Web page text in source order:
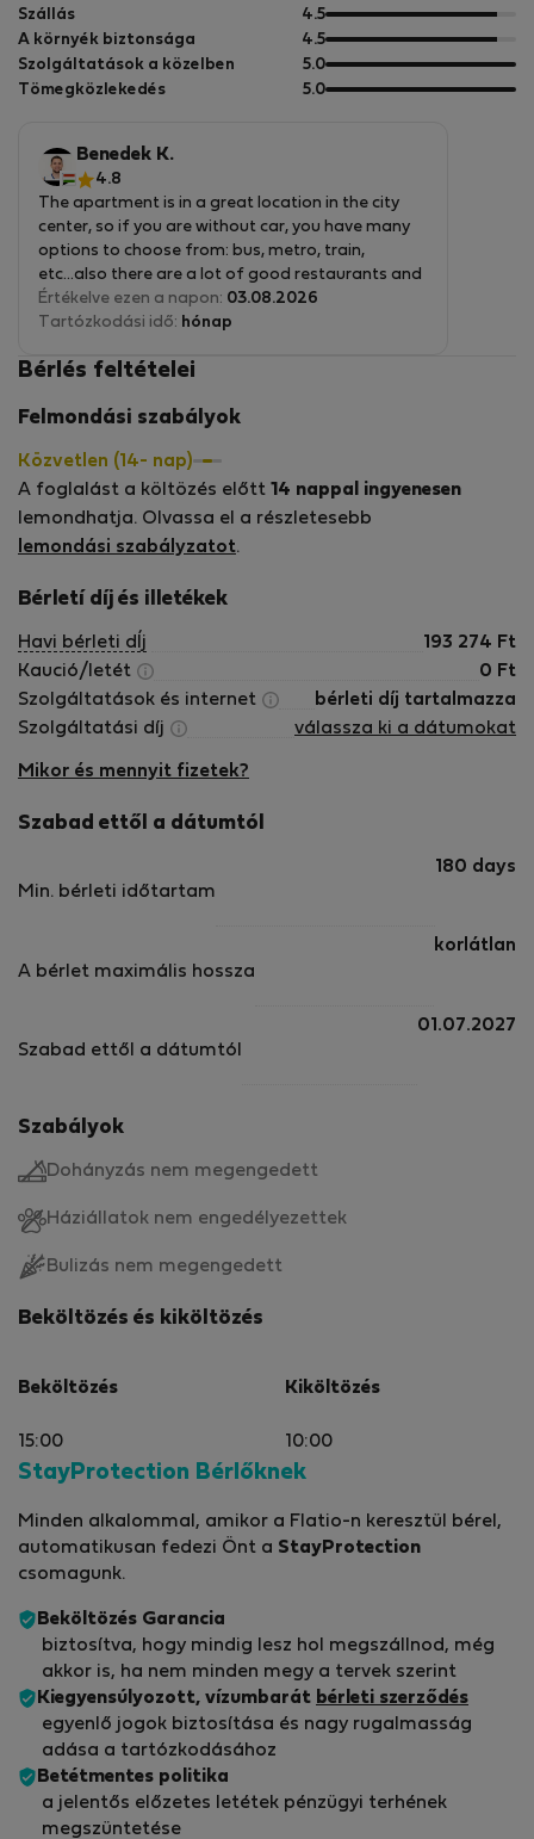
pontból
Szállás 4.55
pontból
A környék biztonsága 4.55
pontból
Szolgáltatások a közelben 5.05
pontból
Tömegközlekedés 5.05
Benedek K.
4.8
The apartment is in a great location in the city
center, so if you are without car, you have many
options to choose from: bus, metro, train,
etc...also there are a lot of good restaurants and
shops. The apartment is very nice, you can find
there everything you need. About Mónika and
you need any help during your staying, you can
really heplful. If I'll have to stay in Budapest again,
Értékelve ezen a napon: 03.08.2026
Tartózkodási idő: hónap
Bérlés feltételei
Felmondási szabályok
Közvetlen (14- nap)
A foglalást a költözés előtt 14 nappal ingyenesen
lemondhatja. Olvassa el a részletesebb
lemondási szabályzatot.
Bérletí díj és illetékek
Havi bérleti dÍj 193 274 Ft
Kaució/letét
0 Ft
Szolgáltatások és internet
bérleti díj tartalmazza
Szolgáltatási díj
válassza ki a dátumokat
Mikor és mennyit fizetek?
Szabad ettől a dátumtól
Min. bérleti időtartam
180 days
A bérlet maximális hossza
korlátlan
Szabad ettől a dátumtól
01.07.2027
Szabályok
Dohányzás nem megengedett
Háziállatok nem engedélyezettek
Bulizás nem megengedett
Beköltözés és kiköltözés
Beköltözés
15:00
Kiköltözés
10:00
StayProtection Bérlőknek
Minden alkalommal, amikor a Flatio-n keresztül bérel,
automatikusan fedezi Önt a StayProtection
csomagunk.
Beköltözés Garancia
biztosítva, hogy mindig lesz hol megszállnod, még
akkor is, ha nem minden megy a tervek szerint
Kiegyensúlyozott, vízumbarát bérleti szerződés
egyenlő jogok biztosítása és nagy rugalmasság
adása a tartózkodásához
Betétmentes politika
a jelentős előzetes letétek pénzügyi terhének
megszüntetése